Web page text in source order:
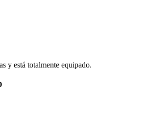
y está totalmente equipado.